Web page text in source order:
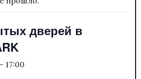
дверей в
- 17:00